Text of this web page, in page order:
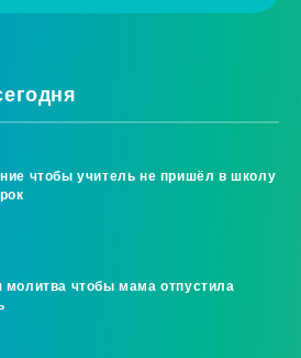
чтобы учитель не пришёл в школу
молитва чтобы мама отпустила